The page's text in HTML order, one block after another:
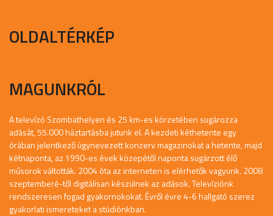
OLDALTÉRKÉP
MAGUNKRÓL
A televízó Szombathelyen és 25 km-es körzetében sugározza
adását, 55.000 háztartásba jutunk el. A kezdeti kéthetente egy
órában jelentkező úgynevezett konzerv magazinokat a hetente, majd
kétnaponta, az 1990-es évek közepétől naponta sugárzott élő
műsorok váltották. 2004 óta az interneten is elérhetők vagyunk. 2008
szeptemberé-től digitálisan készülnek az adások. Televíziónk
rendszeresen fogad gyakornokokat. Évről évre 4-6 hallgató szerez
gyakorlati ismereteket a stúdiónkban.